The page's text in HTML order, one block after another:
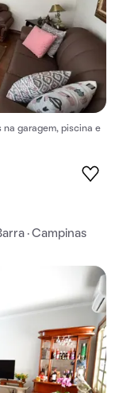
na garagem, piscina e
· Campinas